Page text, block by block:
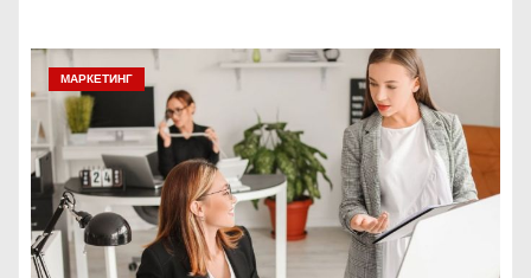
МАРКЕТИНГ